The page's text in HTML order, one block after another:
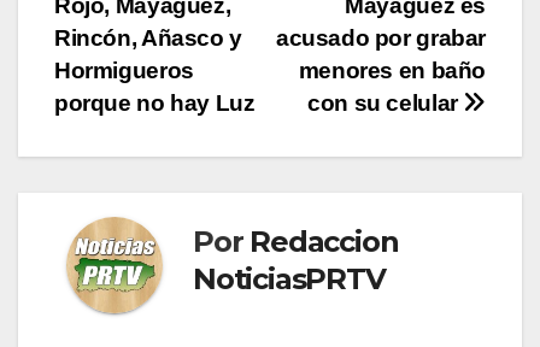
entradas
Mayagüez es
acusado por grabar
menores en baño
con su celular
Rojo, Mayagüez,
Rincón, Añasco y
Hormigueros
porque no hay Luz
Por Redaccion
NoticiasPRTV